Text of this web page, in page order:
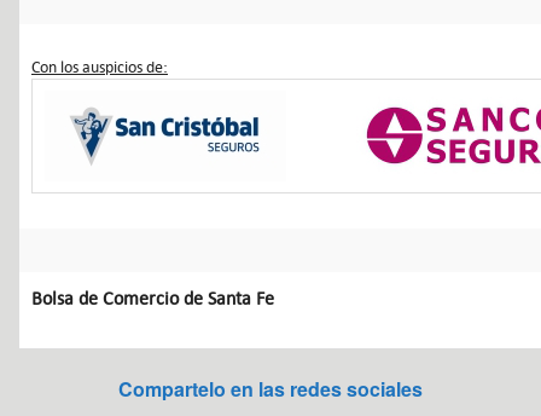
Con los auspicios de:
Bolsa de Comercio de Santa Fe
Compartelo en las redes sociales